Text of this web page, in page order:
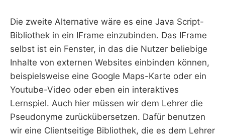
Die zweite Alternative wäre es eine Java Script-
Bibliothek in ein IFrame einzubinden. Das IFrame
selbst ist ein Fenster, in das die Nutzer beliebige
Inhalte von externen Websites einbinden können,
beispielsweise eine Google Maps-Karte oder ein
Youtube-Video oder eben ein interaktives
Lernspiel. Auch hier müssen wir dem Lehrer die
Pseudonyme zurückübersetzen. Dafür benutzen
wir eine Clientseitige Bibliothek, die es dem Lehrer